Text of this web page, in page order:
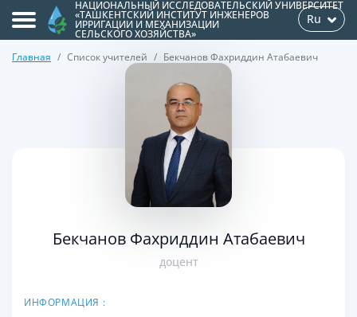
НАЦИОНАЛЬНЫЙ ИССЛЕДОВАТЕЛЬСКИЙ УНИВЕРСИТЕТ
«ТАШКЕНТСКИЙ ИНСТИТУТ ИНЖЕНЕРОВ
ИРРИГАЦИИ И МЕХАНИЗАЦИИ
СЕЛЬСКОГО ХОЗЯЙСТВА»
Ru
Главная Список учителей Бекчанов Фахриддин Атабаевич
Бекчанов Фахриддин Атабаевич
доцент
ИНФОРМАЦИЯ :